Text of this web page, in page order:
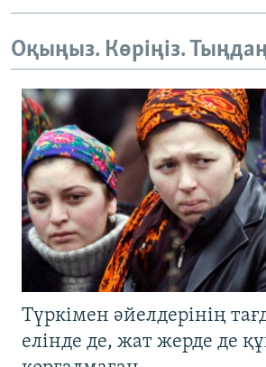
Оқыңыз. Көріңіз.
Түркімен әйелдерінің
елінде де, жат жерде де